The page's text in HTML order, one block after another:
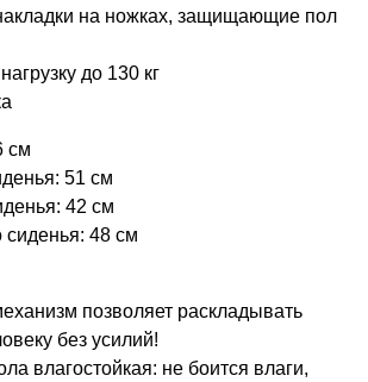
на ножках, защищающие пол
до 130 кг
см
51 см
42 см
сиденья: 48 см
позволяет раскладывать
без усилий!
влагостойкая: не боится влаги,